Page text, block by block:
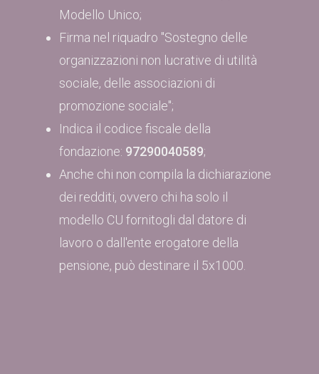
Modello Unico;
Firma nel riquadro "Sostegno delle
organizzazioni non lucrative di utilità
sociale, delle associazioni di
promozione sociale";
Indica il codice fiscale della
fondazione: 97290040589;
Anche chi non compila la dichiarazione
dei redditi, ovvero chi ha solo il
modello CU fornitogli dal datore di
lavoro o dall'ente erogatore della
pensione, può destinare il 5x1000.